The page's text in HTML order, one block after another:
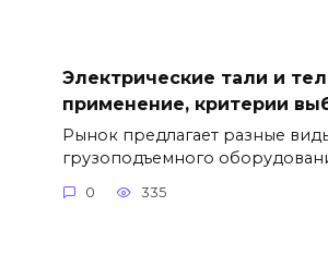
Электрические тали и
применение, критерии
Рынок предлагает разные
грузоподъемного
0 335